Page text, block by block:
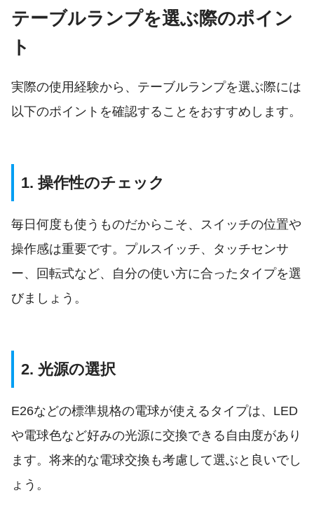
テーブルランプを選ぶ際のポイン
ト
実際の使用経験から、テーブルランプを選ぶ際には
以下のポイントを確認することをおすすめします。
1. 操作性のチェック
毎日何度も使うものだからこそ、スイッチの位置や
操作感は重要です。プルスイッチ、タッチセンサ
ー、回転式など、自分の使い方に合ったタイプを選
びましょう。
2. 光源の選択
E26などの標準規格の電球が使えるタイプは、LED
や電球色など好みの光源に交換できる自由度があり
ます。将来的な電球交換も考慮して選ぶと良いでし
ょう。